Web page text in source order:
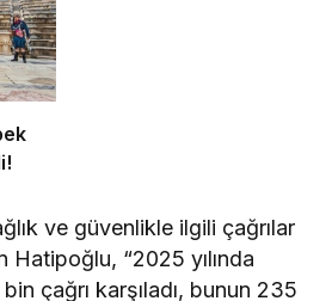
ve güvenlikle ilgili çağrılar
“2025 yılında
çağrı karşıladı, bunun 235